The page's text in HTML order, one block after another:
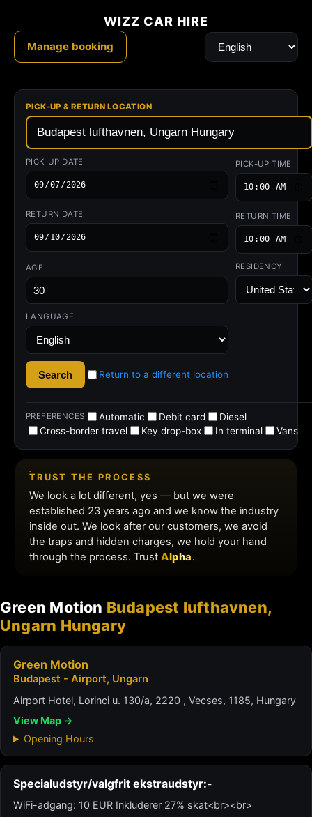
Green Motion Budapest lufthavnen,
Ungarn Hungary
Green Motion
Budapest - Airport, Ungarn
Airport Hotel, Lorinci u. 130/a, 2220 , Vecses, 1185, Hungary
View Map →
Opening Hours
Specialudstyr/valgfrit ekstraudstyr:-
WiFi-adgang: 10 EUR Inkluderer 27% skat<br><br>